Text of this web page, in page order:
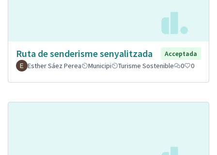
Ruta de senderisme senyalitzada
Acceptada
Esther Sáez Perea
Municipi Turisme Sostenible 0 0